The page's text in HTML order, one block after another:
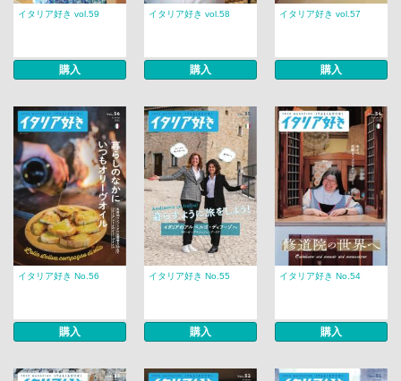
イタリア好き vol.59
購入
イタリア好き vol.58
購入
イタリア好き vol.57
購入
イタリア好き No.56
購入
イタリア好き No.55
購入
イタリア好き No.54
購入